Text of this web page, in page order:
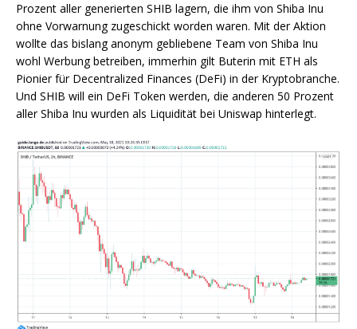
Prozent aller generierten SHIB lagern, die ihm von Shiba Inu
ohne Vorwarnung zugeschickt worden waren. Mit der Aktion
wollte das bislang anonym gebliebene Team von Shiba Inu
wohl Werbung betreiben, immerhin gilt Buterin mit ETH als
Pionier für Decentralized Finances (DeFi) in der Kryptobranche.
Und SHIB will ein DeFi Token werden, die anderen 50 Prozent
aller Shiba Inu wurden als Liquidität bei Uniswap hinterlegt.